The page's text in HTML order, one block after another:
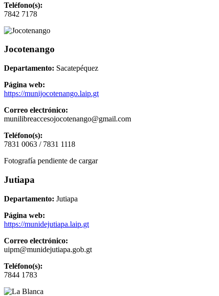
Teléfono(s):
7842 7178
Jocotenango
Departamento: Sacatepéquez
Página web:
https://munijocotenango.laip.gt
Correo electrónico:
munilibreaccesojocotenango@gmail.com
Teléfono(s):
7831 0063 / 7831 1118
Fotografía pendiente de cargar
Jutiapa
Departamento: Jutiapa
Página web:
https://munidejutiapa.laip.gt
Correo electrónico:
uipm@munidejutiapa.gob.gt
Teléfono(s):
7844 1783